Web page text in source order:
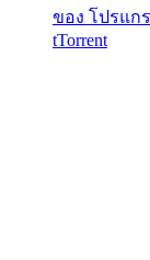
ของ โปรแก
tTorrent